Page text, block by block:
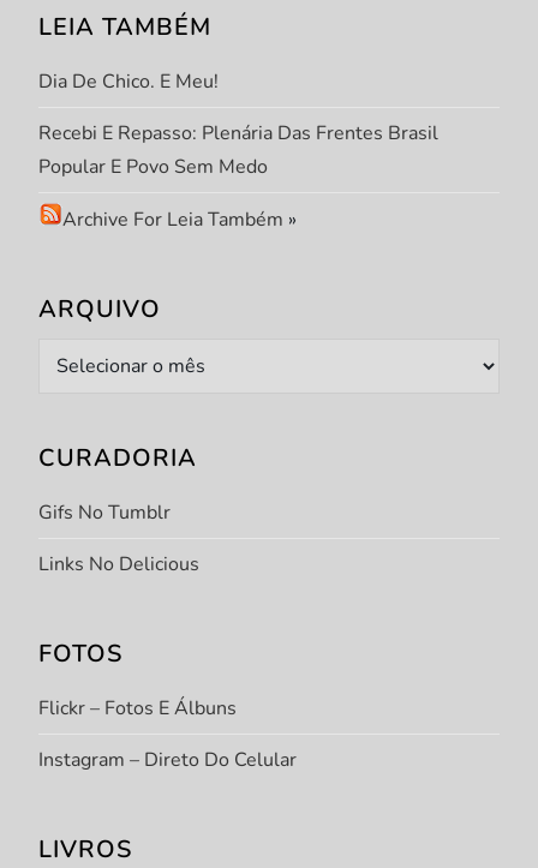
t
LEIA TAMBÉM
Dia De Chico. E Meu!
Recebi E Repasso: Plenária Das Frentes Brasil
Popular E Povo Sem Medo
Archive For Leia Também »
ARQUIVO
Arquivo
CURADORIA
Gifs No Tumblr
Links No Delicious
FOTOS
Flickr – Fotos E Álbuns
Instagram – Direto Do Celular
LIVROS